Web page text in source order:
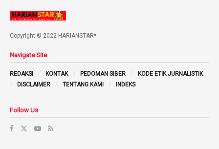
Copyright © 2022 HARIANSTAR*
Navigate Site
REDAKSI KONTAK PEDOMAN SIBER
KODE ETIK JURNALISTIK
DISCLAIMER
TENTANG KAMI INDEKS
Follow Us